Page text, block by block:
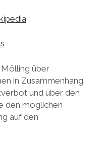
mastodon
patreon
über
in Zusammenhang
und über den
den möglichen
auf den